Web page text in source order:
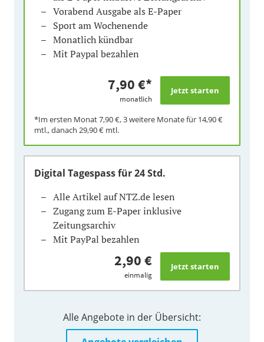
Vorabend Ausgabe als E-Paper
Sport am Wochenende
Monatlich kündbar
Mit Paypal bezahlen
7,90 €*
monatlich
*Im ersten Monat7,90 €, 3 weitere Monate für 14,90 €
mtl., danach 29,90 € mtl.
Digital Tagespassfür 24 Std.
Alle Artikel auf NTZ.de lesen
Zugang zum E-Paper inklusive
Zeitungsarchiv
Mit PayPal bezahlen
2,90 €
einmalig
Alle Angebote in der Übersicht: